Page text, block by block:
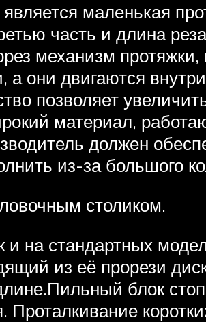
маленькая
часть и длина
механизм
они двигаются
позволяет
материал,
должен
из-за большого
столиком.
и на стандартных
из её прорези диск
блок